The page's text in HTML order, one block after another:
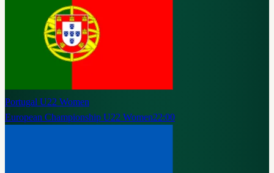
Portugal U22 Women
European Championship U22 Women22:00